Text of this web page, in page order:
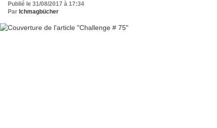
Publié le 31/08/2017 à 17:34
Par Ichmagbücher